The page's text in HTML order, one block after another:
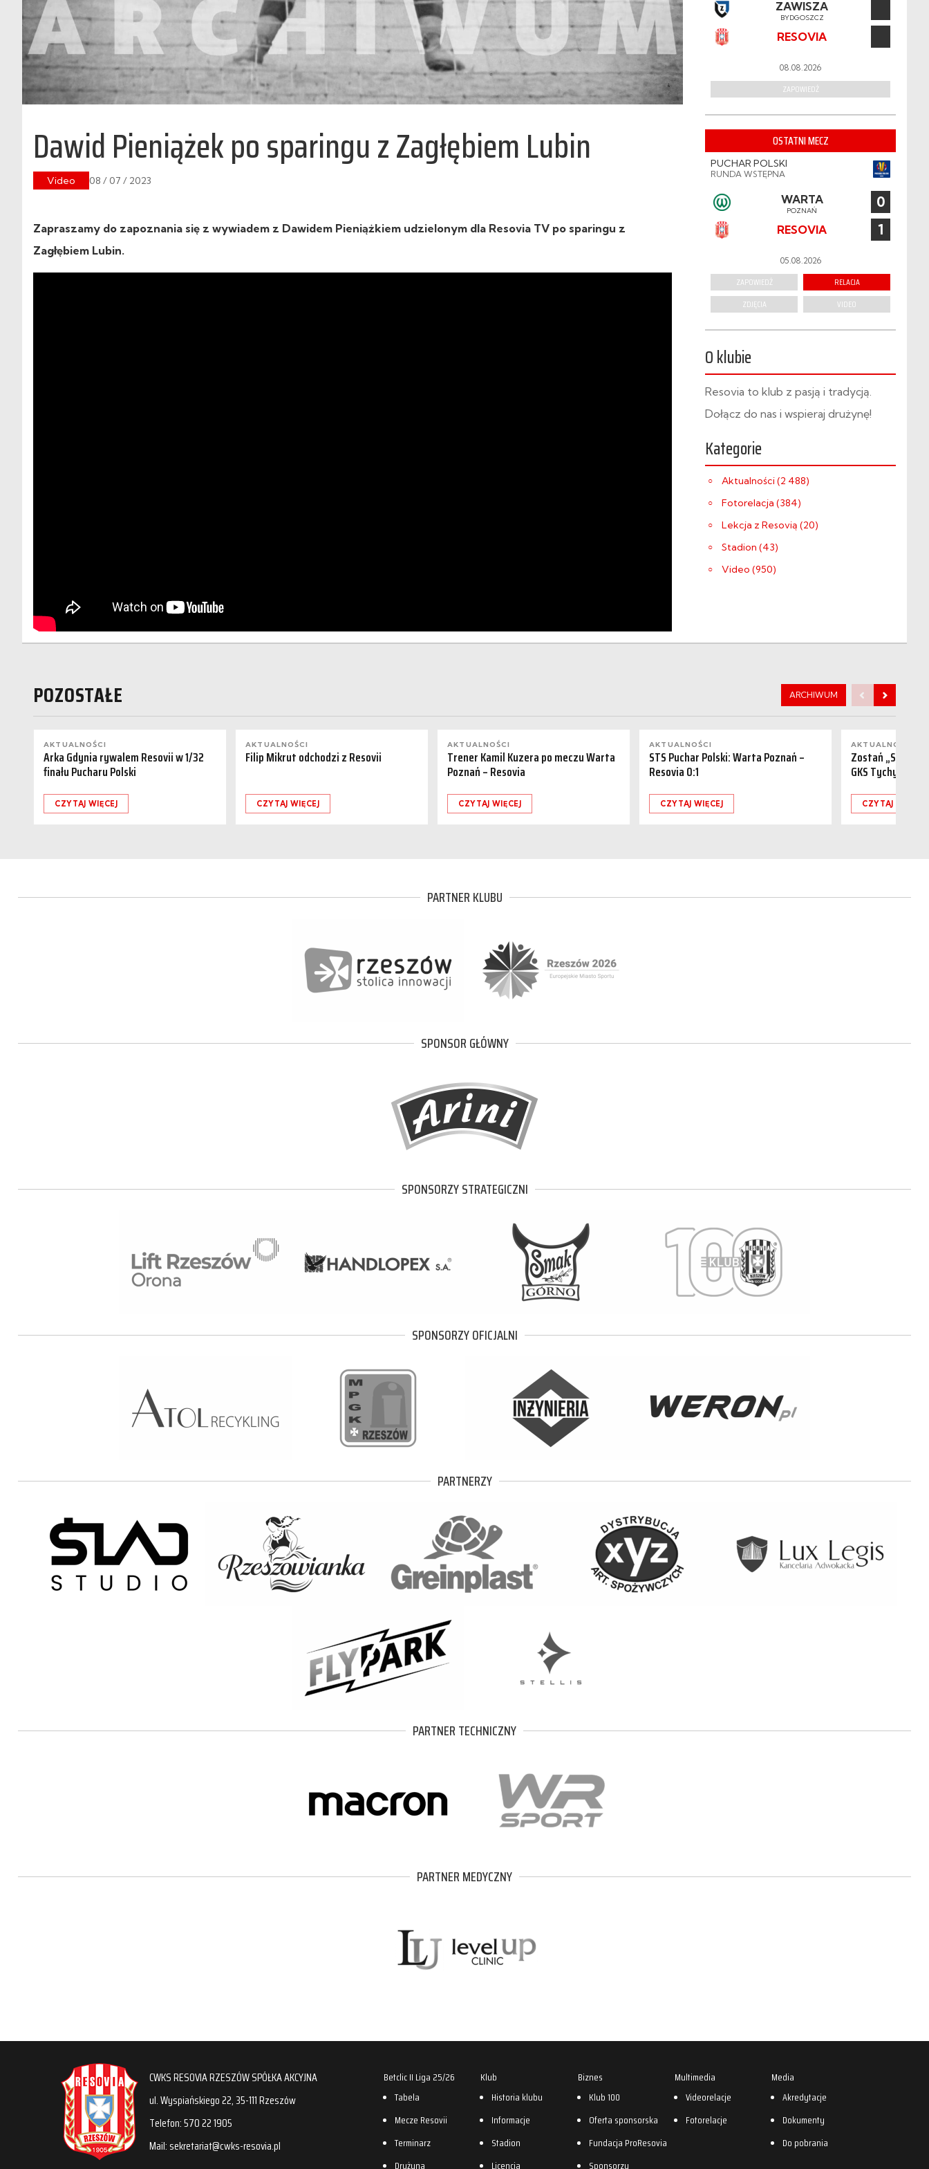
Dawid Pieniążek po sparingu z Zagłębiem Lubin
Video 08 / 07 / 2023
Zapraszamy do zapoznania się z wywiadem z Dawidem Pieniążkiem udzielonym dla Resovia TV po sparingu z
Zagłębiem Lubin.
ZAWISZA
BYDGOSZCZ
RESOVIA
08.08.2026
ZAPOWIEDŹ
OSTATNI MECZ
PUCHAR POLSKI
RUNDA WSTĘPNA
WARTA
POZNAŃ 0
RESOVIA 1
05.08.2026
ZAPOWIEDŹ
RELACJA
ZDJĘCIA
VIDEO
O klubie
Resovia to klub z pasją i tradycją.
Dołącz do nas i wspieraj drużynę!
Kategorie
Aktualności (2 488)
Fotorelacja (384)
Lekcja z Resovią (20)
Stadion (43)
Video (950)
POZOSTAŁE ARCHIWUM
AKTUALNOŚCI
Arka Gdynia rywalem Resovii w 1/32
finału Pucharu Polski
CZYTAJ WIĘCEJ
AKTUALNOŚCI
Filip Mikrut odchodzi z Resovii
CZYTAJ WIĘCEJ
AKTUALNOŚCI
Trener Kamil Kuzera po meczu Warta
Poznań – Resovia
CZYTAJ WIĘCEJ
AKTUALNOŚCI
STS Puchar Polski: Warta Poznań –
Resovia 0:1
CZYTAJ WIĘCEJ
AKTUALNOŚCI
Zostań
GKS Tychy
CZYTAJ WIĘCEJ
PARTNER KLUBU
SPONSOR GŁÓWNY
SPONSORZY STRATEGICZNI
SPONSORZY OFICJALNI
PARTNERZY
PARTNER TECHNICZNY
PARTNER MEDYCZNY
CWKS RESOVIA RZESZÓW SPÓŁKA AKCYJNA
ul. Wyspiańskiego 22, 35-111 Rzeszów
Telefon: 570 22 1905
Mail: sekretariat@cwks-resovia.pl
Betclic II Liga 25/26
Tabela
Mecze Resovii
Terminarz
Drużyna
Klub
Historia klubu
Informacje
Stadion
Licencja
Biznes
Klub 100
Oferta sponsorska
Fundacja ProResovia
Sponsorzy
Multimedia
Videorelacje
Fotorelacje
Media
Akredytacje
Dokumenty
Do pobrania